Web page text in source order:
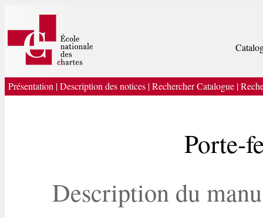
Présentation |Description des notices |Rechercher Catalogue |
Porte-
Description du